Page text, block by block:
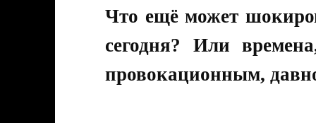
Что ещё может
сегодня? Или
провокационным,